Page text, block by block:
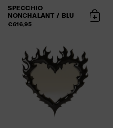
SPECCHIO
NONCHALANT / BLU
€616,95